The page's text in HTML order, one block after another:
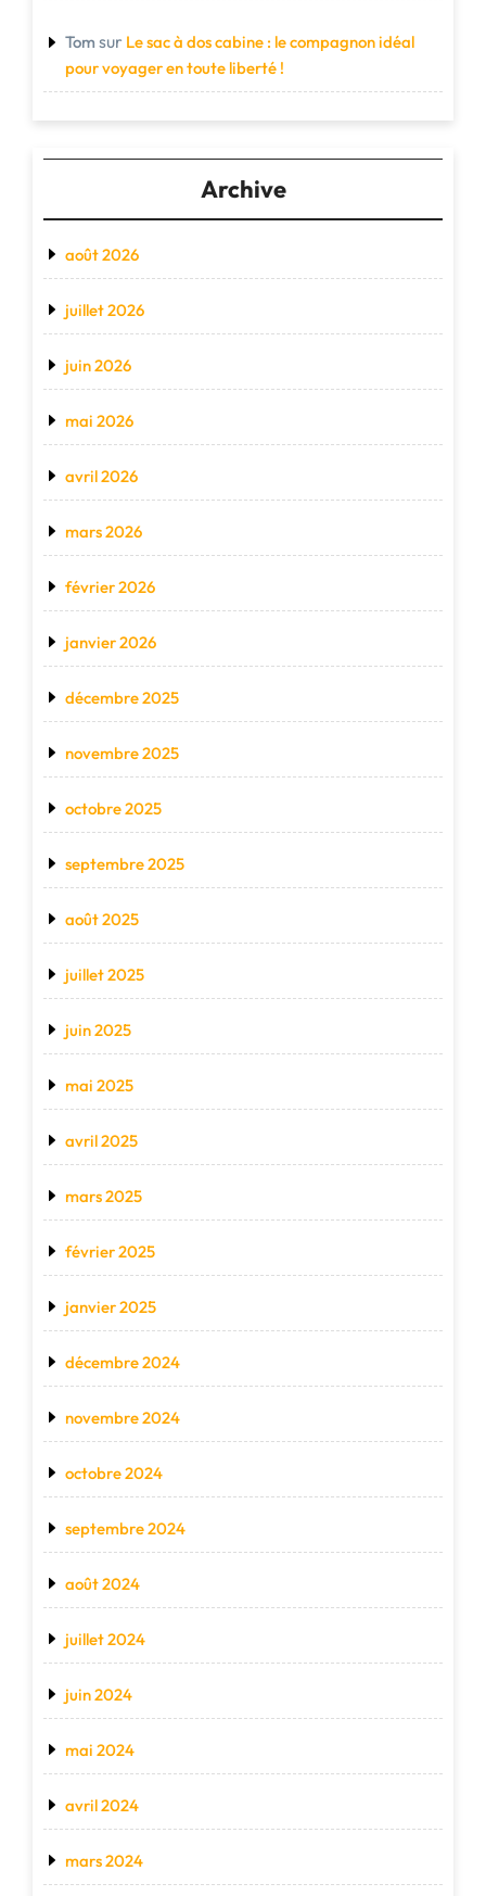
Tom sur Le sac à dos cabine : le compagnon idéal
pour voyager en toute liberté !
Archive
août 2026
juillet 2026
juin 2026
mai 2026
avril 2026
mars 2026
février 2026
janvier 2026
décembre 2025
novembre 2025
octobre 2025
septembre 2025
août 2025
juillet 2025
juin 2025
mai 2025
avril 2025
mars 2025
février 2025
janvier 2025
décembre 2024
novembre 2024
octobre 2024
septembre 2024
août 2024
juillet 2024
juin 2024
mai 2024
avril 2024
mars 2024